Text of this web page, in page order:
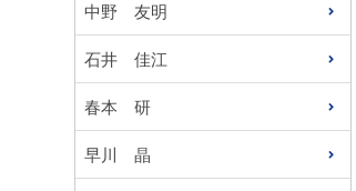
中野 友明
石井 佳江
春本 研
早川 晶